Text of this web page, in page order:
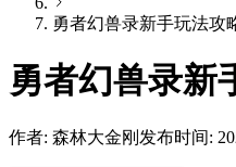
勇者幻兽录新手玩法攻
勇者幻兽录新
作者: 森林大金刚 发布时间: